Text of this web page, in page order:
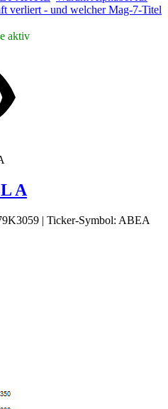
verliert - und welcher Mag-7-Titel
aktiv
A
| Ticker-Symbol: ABEA